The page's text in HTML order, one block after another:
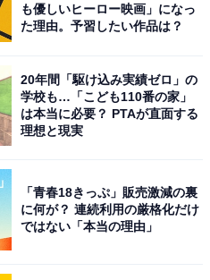
は「気分上々、ハマイズ
信してきたそのエネルギー
「ハマイズム」が感じられ
とを目指しています。
も優しいヒーロー映画」になっ
た理由。予習したい作品は？
20年間「駆け込み実績ゼロ」の
学校も…「こども110番の家」
は本当に必要？ PTAが直面する
理想と現実
「青春18きっぷ」販売激減の裏
に何が？ 連続利用の厳格化だけ
ではない「本当の理由」